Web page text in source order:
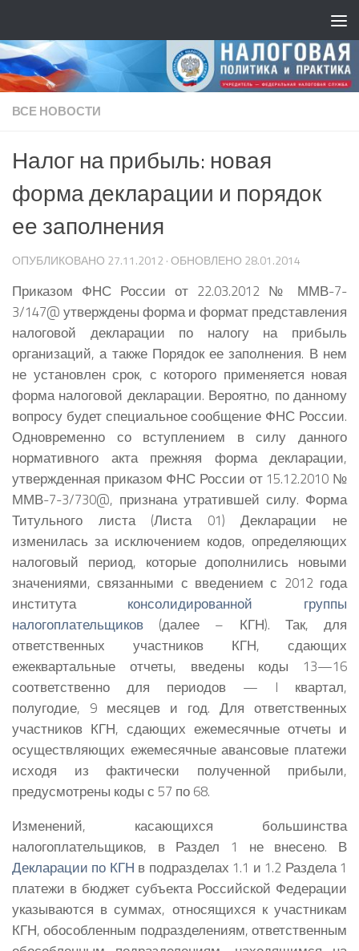
ВСЕ НОВОСТИ
Налог на прибыль: новая
форма декларации и порядок
ее заполнения
ОПУБЛИКОВАНО 27.11.2012 · ОБНОВЛЕНО 28.01.2014
Приказом ФНС России от 22.03.2012 № ММВ-7-
3/147@ утверждены форма и формат представления
налоговой декларации по налогу на прибыль
организаций, а также Порядок ее заполнения. В нем
не установлен срок, с которого применяется новая
форма налоговой декларации. Вероятно, по данному
вопросу будет специальное сообщение ФНС России.
Одновременно со вступлением в силу данного
нормативного акта прежняя форма декларации,
утвержденная приказом ФНС России от 15.12.2010 №
ММВ-7-3/730@, признана утратившей силу. Форма
Титульного листа (Листа 01) Декларации не
изменилась за исключением кодов, определяющих
налоговый период, которые дополнились новыми
значениями, связанными с введением с 2012 года
института консолидированной группы
налогоплательщиков (далее – КГН). Так, для
ответственных участников КГН, сдающих
ежеквартальные отчеты, введены коды 13—16
соответственно для периодов — I квартал,
полугодие, 9 месяцев и год. Для ответственных
участников КГН, сдающих ежемесячные отчеты и
осуществляющих ежемесячные авансовые платежи
исходя из фактически полученной прибыли,
предусмотрены коды с 57 по 68.
Изменений, касающихся большинства
налогоплательщиков, в Раздел 1 не внесено. В
Декларации по КГН в подразделах 1.1 и 1.2 Раздела 1
платежи в бюджет субъекта Российской Федерации
указываются в суммах, относящихся к участникам
КГН, обособленным подразделениям, ответственным